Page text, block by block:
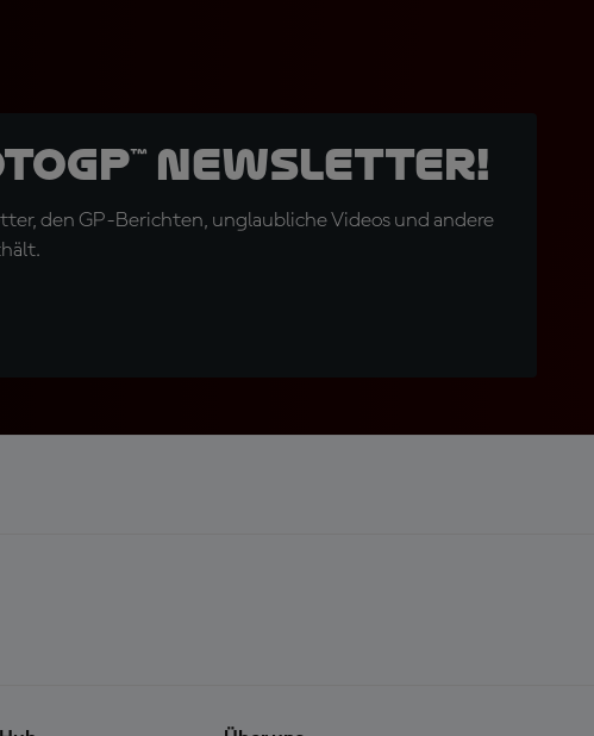
Newsletter!
den GP-Berichten, unglaubliche Videos und andere